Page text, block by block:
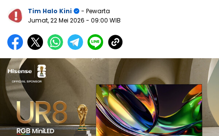
Tim Halo Kini
- Pewarta
Jumat, 22 Mei 2026 - 09:00 WIB